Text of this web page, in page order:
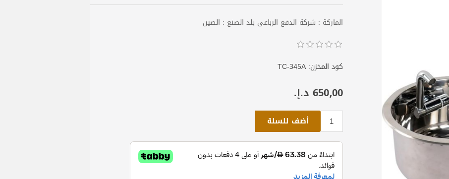
الماركة : شركة الدفع الرباعى بلد الصنع : الصين
كود المخزن: TC-345A
650٫00 د.إ.‏
أضف للسلة